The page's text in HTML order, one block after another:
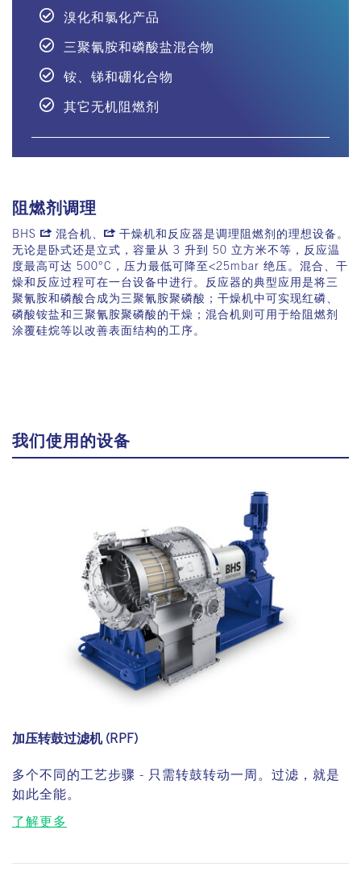
溴化和氯化产品
三聚氰胺和磷酸盐混合物
铵、锑和硼化合物
其它无机阻燃剂
阻燃剂调理
BHS 混合机 干燥机和反应器是调理阻燃剂的理想设备。
无论是卧式还是立式，容量从 3 升到 50 立方米不等，反应温
度最高可达 500°C ，压力最低可降至<25mbar 绝压。混合、干
燥和反应过程可在一台设备中进行。反应器的典型应用是将三
聚氰胺和磷酸合成为三聚氰胺聚磷酸；干燥机中可实现红磷、
磷酸铵盐和三聚氰胺聚磷酸的干燥；混合机则可用于给阻燃剂
涂覆硅烷等以改善表面结构的工序。
我们使用的设备
加压转鼓过滤机 (RPF)
多个不同的工艺步骤 - 只需转鼓转动一周。过滤，就是
如此全能。
了解更多